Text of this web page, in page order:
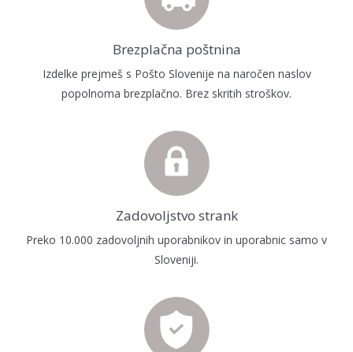
Brezplačna poštnina
Izdelke prejmeš s Pošto Slovenije na naročen naslov
popolnoma brezplačno. Brez skritih stroškov.
Zadovoljstvo strank
Preko 10.000 zadovoljnih uporabnikov in uporabnic samo v
Sloveniji.